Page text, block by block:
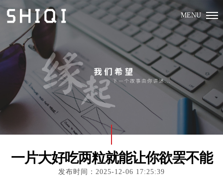
MENU
一片大好吃两粒就能让你欲罢不能
发布时间：2025-12-06 17:25:39